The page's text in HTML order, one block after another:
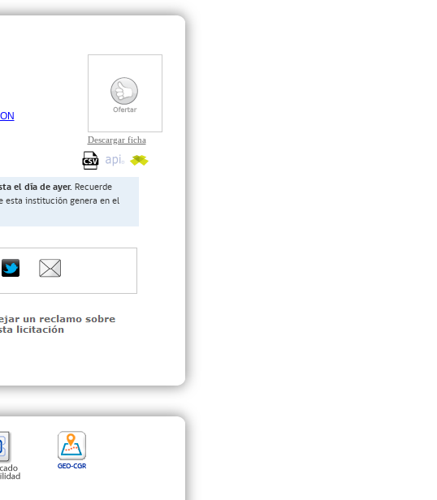
el día de ayer. Recuerde
esta institución genera en el
Descargar ficha